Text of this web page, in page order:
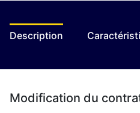
Description
Modification du